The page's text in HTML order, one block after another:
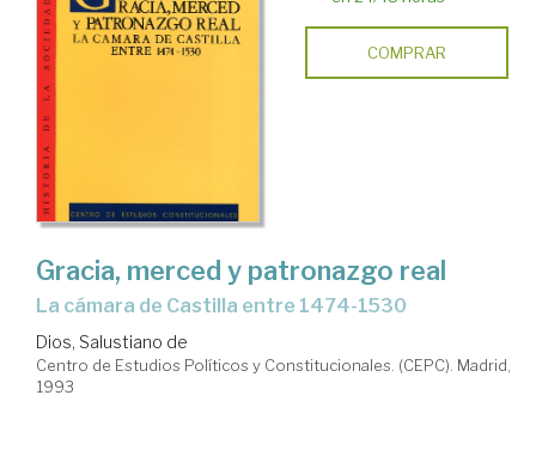
COMPRAR
Gracia, merced y patronazgo real
la cámara de Castilla entre 1474-1530
Dios, Salustiano de
Centro de Estudios Políticos y Constitucionales. (CEPC). Madrid,
1993